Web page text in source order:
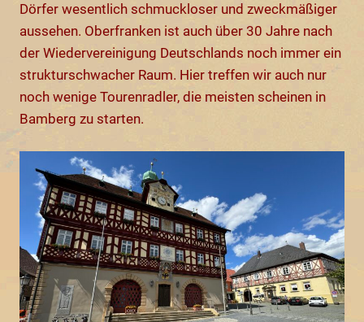
Dörfer wesentlich schmuckloser und zweckmäßiger
aussehen. Oberfranken ist auch über 30 Jahre nach
der Wiedervereinigung Deutschlands noch immer ein
strukturschwacher Raum. Hier treffen wir auch nur
noch wenige Tourenradler, die meisten scheinen in
Bamberg zu starten.